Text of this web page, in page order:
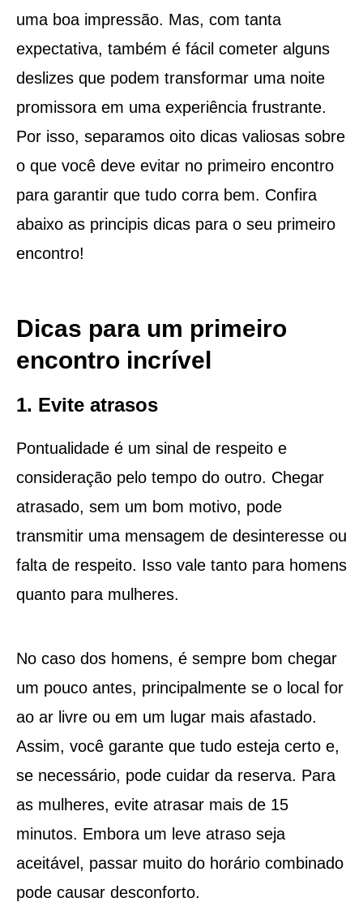
uma boa impressão. Mas, com tanta
expectativa, também é fácil cometer alguns
deslizes que podem transformar uma noite
promissora em uma experiência frustrante.
Por isso, separamos oito dicas valiosas sobre
o que você deve evitar no primeiro encontro
para garantir que tudo corra bem. Confira
abaixo as principis dicas para o seu primeiro
encontro!
Dicas para um primeiro
encontro incrível
1. Evite atrasos
Pontualidade é um sinal de respeito e
consideração pelo tempo do outro. Chegar
atrasado, sem um bom motivo, pode
transmitir uma mensagem de desinteresse ou
falta de respeito. Isso vale tanto para homens
quanto para mulheres.
No caso dos homens, é sempre bom chegar
um pouco antes, principalmente se o local for
ao ar livre ou em um lugar mais afastado.
Assim, você garante que tudo esteja certo e,
se necessário, pode cuidar da reserva. Para
as mulheres, evite atrasar mais de 15
minutos. Embora um leve atraso seja
aceitável, passar muito do horário combinado
pode causar desconforto.